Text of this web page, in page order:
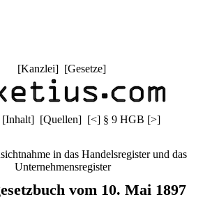
[Kanzlei] [Gesetze]
Inhalt] [Quellen] [<] § 9 HGB [>]
in das Handelsregister und das
Unternehmensregister
vom 10. Mai 1897